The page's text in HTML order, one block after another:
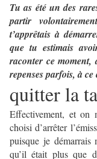
Tu as été un des
partir
t’apprêtais à
que tu estimais
raconter ce
repenses parfois, à
quitter la
Effectivement, et on
choisi d’arrêter
puisque je
qu’il était plus que